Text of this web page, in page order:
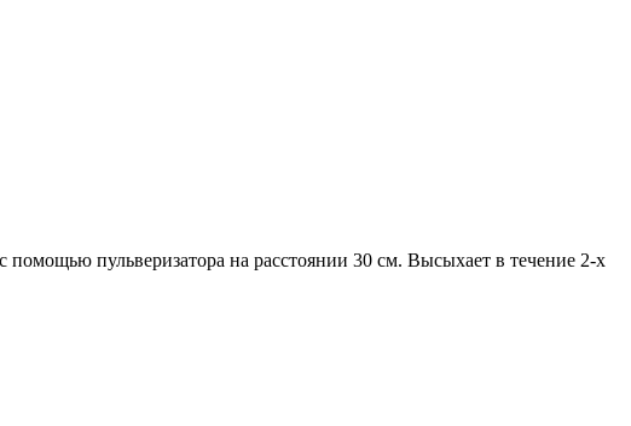
помощью пульверизатора на расстоянии 30 см. Высыхает в течение 2-х